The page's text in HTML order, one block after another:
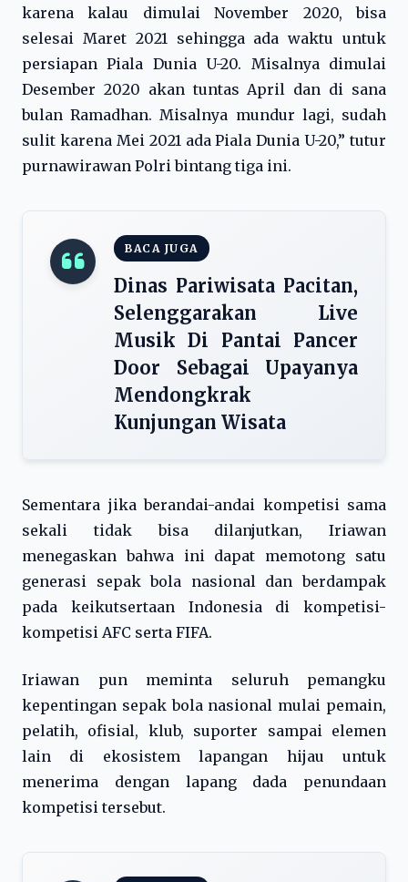
karena kalau dimulai November 2020, bisa
selesai Maret 2021 sehingga ada waktu untuk
persiapan Piala Dunia U-20. Misalnya dimulai
Desember 2020 akan tuntas April dan di sana
bulan Ramadhan. Misalnya mundur lagi, sudah
sulit karena Mei 2021 ada Piala Dunia U-20,” tutur
purnawirawan Polri bintang tiga ini.
BACA JUGA
Dinas Pariwisata Pacitan,
Selenggarakan Live
Musik Di Pantai Pancer
Door Sebagai Upayanya
Mendongkrak
Kunjungan Wisata
Sementara jika berandai-andai kompetisi sama
sekali tidak bisa dilanjutkan, Iriawan
menegaskan bahwa ini dapat memotong satu
generasi sepak bola nasional dan berdampak
pada keikutsertaan Indonesia di kompetisi-
kompetisi AFC serta FIFA.
Iriawan pun meminta seluruh pemangku
kepentingan sepak bola nasional mulai pemain,
pelatih, ofisial, klub, suporter sampai elemen
lain di ekosistem lapangan hijau untuk
menerima dengan lapang dada penundaan
kompetisi tersebut.